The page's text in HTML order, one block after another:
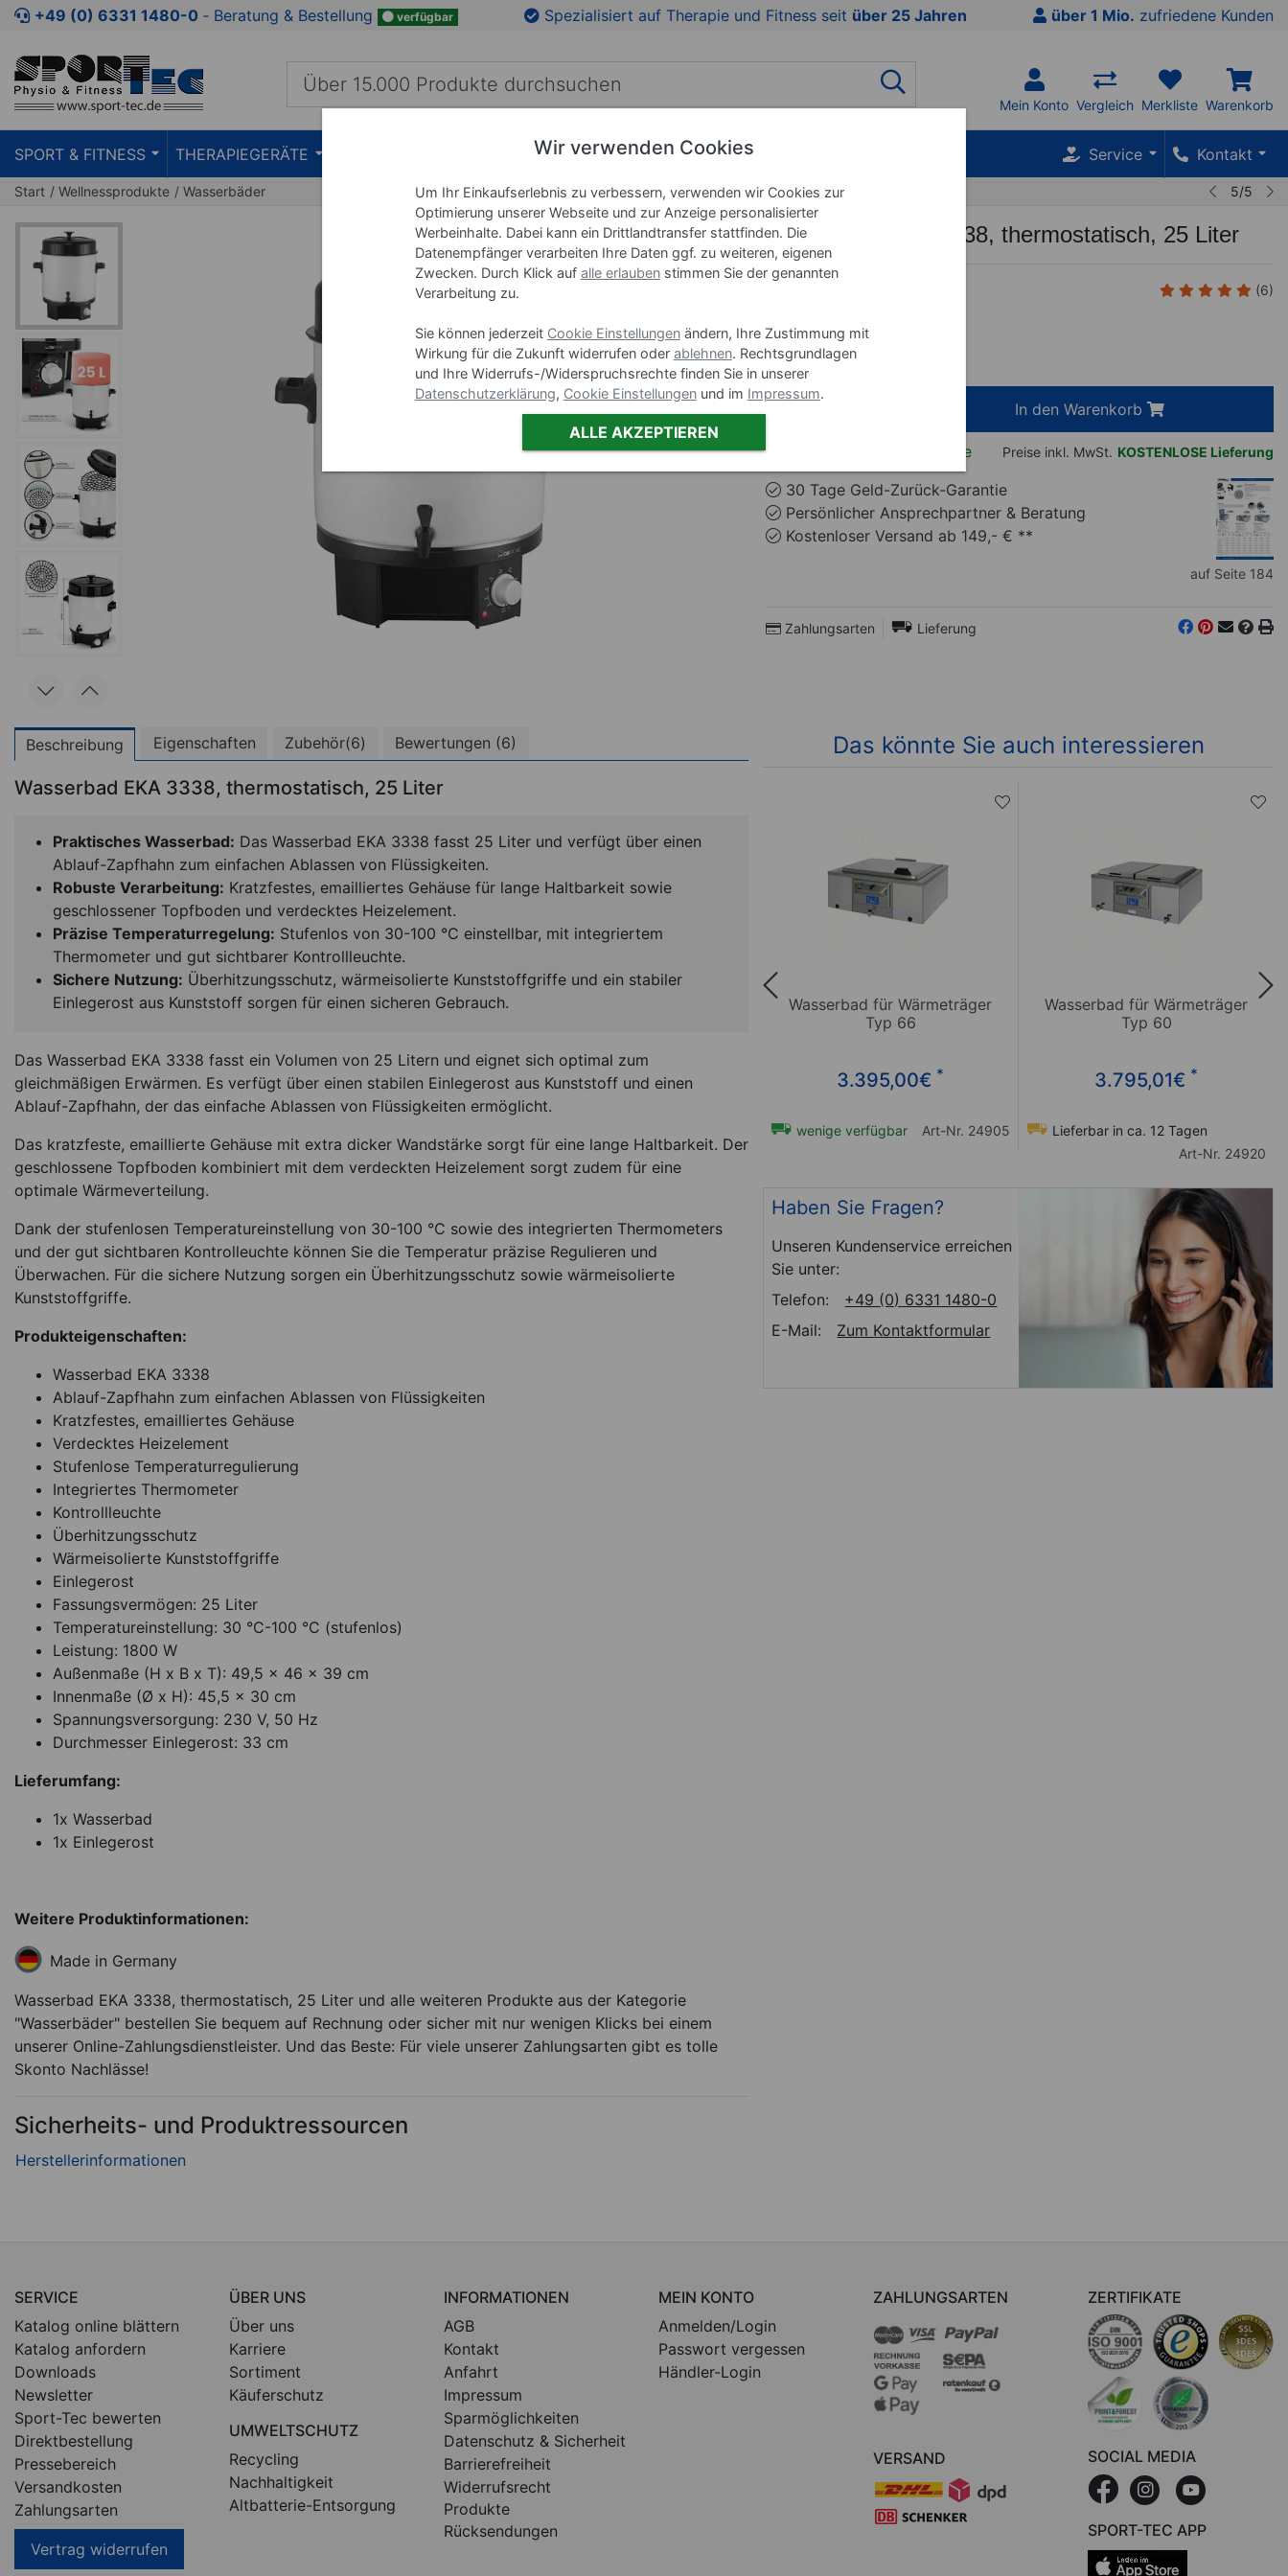
Zum Kaufbereich springen Zur Produktbeschreibung springen Zu den Produktbildern springen
+49 (0) 6331 1480-0 ‐ Beratung & Bestellung verfügbar Spezialisiert auf Therapie und Fitness seit über 25 Jahren über 1 Mio. zufriedene Kunden
Mein Konto Vergleich Merkliste Warenkorb
SPORT & FITNESS THERAPIEGERÄTE LEHRMITTEL WELLNESS Service Kontakt
Start Wellnessprodukte Wasserbäder 5/5
Wasserbad EKA 3338, thermostatisch, 25 Liter
(6)
179,95
In den Warenkorb
Sofort lieferbar, 2-3 Tage Preise inkl. MwSt. KOSTENLOSE Lieferung
30 Tage Geld-Zurück-Garantie
Persönlicher Ansprechpartner & Beratung
Kostenloser Versand ab 149,- € **
auf Seite 184
Zahlungsarten Lieferung
Beschreibung Eigenschaften Zubehör(6) Bewertungen (6)
Wasserbad EKA 3338, thermostatisch, 25 Liter
Praktisches Wasserbad: Das Wasserbad EKA 3338 fasst 25 Liter und verfügt über einen
Ablauf-Zapfhahn zum einfachen Ablassen von Flüssigkeiten.
Robuste Verarbeitung: Kratzfestes, emailliertes Gehäuse für lange Haltbarkeit sowie
geschlossener Topfboden und verdecktes Heizelement.
Präzise Temperaturregelung: Stufenlos von 30-100 °C einstellbar, mit integriertem
Thermometer und gut sichtbarer Kontrollleuchte.
Sichere Nutzung: Überhitzungsschutz, wärmeisolierte Kunststoffgriffe und ein stabiler
Einlegerost aus Kunststoff sorgen für einen sicheren Gebrauch.
Das Wasserbad EKA 3338 fasst ein Volumen von 25 Litern und eignet sich optimal zum
gleichmäßigen Erwärmen. Es verfügt über einen stabilen Einlegerost aus Kunststoff und einen
Ablauf-Zapfhahn, der das einfache Ablassen von Flüssigkeiten ermöglicht.
Das kratzfeste, emaillierte Gehäuse mit extra dicker Wandstärke sorgt für eine lange Haltbarkeit. Der
geschlossene Topfboden kombiniert mit dem verdeckten Heizelement sorgt zudem für eine
optimale Wärmeverteilung.
Dank der stufenlosen Temperatureinstellung von 30-100 °C sowie des integrierten Thermometers
und der gut sichtbaren Kontrolleuchte können Sie die Temperatur präzise Regulieren und
Überwachen. Für die sichere Nutzung sorgen ein Überhitzungsschutz sowie wärmeisolierte
Kunststoffgriffe.
Produkteigenschaften:
Wasserbad EKA 3338
Ablauf-Zapfhahn zum einfachen Ablassen von Flüssigkeiten
Kratzfestes, emailliertes Gehäuse
Verdecktes Heizelement
Stufenlose Temperaturregulierung
Integriertes Thermometer
Kontrollleuchte
Überhitzungsschutz
Wärmeisolierte Kunststoffgriffe
Einlegerost
Fassungsvermögen: 25 Liter
Temperatureinstellung: 30 °C-100 °C (stufenlos)
Leistung: 1800 W
Außenmaße (H x B x T): 49,5 x 46 x 39 cm
Innenmaße (Ø x H): 45,5 x 30 cm
Spannungsversorgung: 230 V, 50 Hz
Durchmesser Einlegerost: 33 cm
Lieferumfang:
1x Wasserbad
1x Einlegerost
Weitere Produktinformationen:
Made in Germany
Wasserbad EKA 3338, thermostatisch, 25 Liter und alle weiteren Produkte aus der Kategorie
"Wasserbäder" bestellen Sie bequem auf Rechnung oder sicher mit nur wenigen Klicks bei einem
unserer Online-Zahlungsdienstleister. Und das Beste: Für viele unserer Zahlungsarten gibt es tolle
Skonto Nachlässe!
Sicherheits- und Produktressourcen
Das könnte Sie auch interessieren
Untergestell mit Rollen für
895,00€ 2.295,00€
Wasserbad für Wärmeträger
Typ 66
3.395,00€ *
wenige verfügbar Art-Nr. 24905
Wasserbad für Wärmeträger
Typ 60
3.795,01€ *
Lieferbar in ca. 12 Tagen
Art-Nr. 24920
Haben Sie Fragen?
Unseren Kundenservice erreichen
Sie unter:
Telefon:
+49 (0) 6331 1480-0
E-Mail:
Zum Kontaktformular
SERVICE
Katalog online blättern
Katalog anfordern
Downloads
Newsletter
Sport-Tec bewerten
Direktbestellung
Pressebereich
Versandkosten
Zahlungsarten
Vertrag widerrufen
ÜBER UNS
Über uns
Karriere
Sortiment
Käuferschutz
UMWELTSCHUTZ
Recycling
Nachhaltigkeit
Altbatterie-Entsorgung
INFORMATIONEN
AGB
Kontakt
Anfahrt
Impressum
Sparmöglichkeiten
Datenschutz & Sicherheit
Barrierefreiheit
Widerrufsrecht
Produkte
Rücksendungen
MEIN KONTO
Anmelden/Login
Passwort vergessen
Händler-Login
ZAHLUNGSARTEN
VERSAND
ZERTIFIKATE
SOCIAL MEDIA
SPORT-TEC APP
Wir verwenden Cookies
Um Ihr Einkaufserlebnis zu verbessern, verwenden wir Cookies zur
Optimierung unserer Webseite und zur Anzeige personalisierter
Werbeinhalte. Dabei kann ein Drittlandtransfer stattfinden. Die
Datenempfänger verarbeiten Ihre Daten ggf. zu weiteren, eigenen
Zwecken. Durch Klick auf alle erlaubenstimmen Sie der genannten
Verarbeitung zu.
Sie können jederzeit Cookie Einstellungenändern, Ihre Zustimmung mit
Wirkung für die Zukunft widerrufen oder ablehnen. Rechtsgrundlagen
und Ihre Widerrufs-/Widerspruchsrechte finden Sie in unserer
Datenschutzerklärung, Cookie Einstellungenund im Impressum.
ALLE AKZEPTIEREN